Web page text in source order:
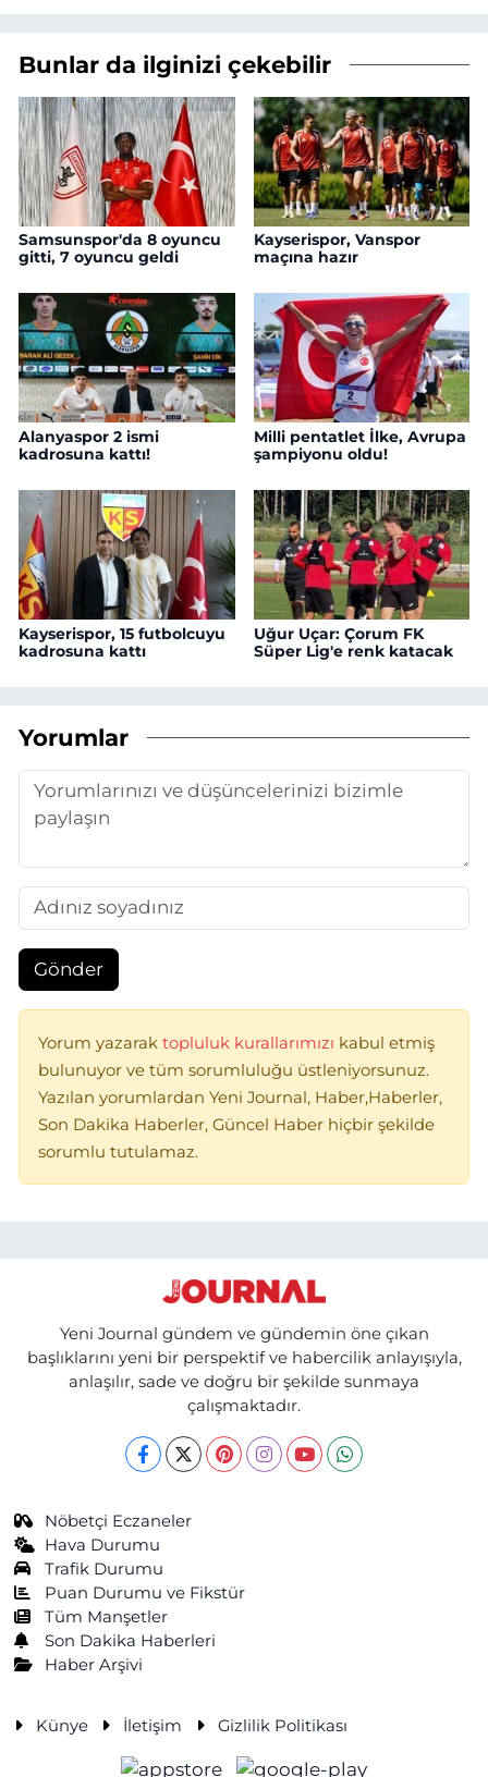
Bunlar da ilginizi çekebilir
Samsunspor'da 8 oyuncu
gitti, 7 oyuncu geldi
Kayserispor, Vanspor
maçına hazır
Alanyaspor 2 ismi
kadrosuna kattı!
Milli pentatlet İlke, Avrupa
şampiyonu oldu!
Kayserispor, 15 futbolcuyu
kadrosuna kattı
Uğur Uçar: Çorum FK
Süper Lig'e renk katacak
Yorumlar
Gönder
Yorum yazarak topluluk kurallarımızı kabul etmiş
bulunuyor ve tüm sorumluluğu üstleniyorsunuz.
Yazılan yorumlardan Yeni Journal, Haber,Haberler,
Son Dakika Haberler, Güncel Haber hiçbir şekilde
sorumlu tutulamaz.
Yeni Journal gündem ve gündemin öne çıkan
başlıklarını yeni bir perspektif ve habercilik anlayışıyla,
anlaşılır, sade ve doğru bir şekilde sunmaya
çalışmaktadır.
Nöbetçi Eczaneler
Hava Durumu
Trafik Durumu
Puan Durumu ve Fikstür
Tüm Manşetler
Son Dakika Haberleri
Haber Arşivi
Künye İletişim Gizlilik Politikası